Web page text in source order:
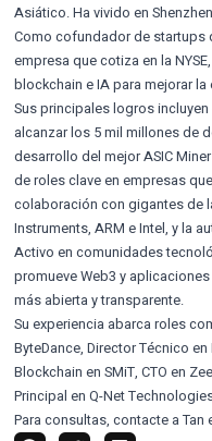
Asiático. Ha vivido en
Como cofundador de startups
empresa que cotiza en la
blockchain e IA para mejorar
Sus principales logros
alcanzar los 5 mil millones de
desarrollo del mejor ASIC
de roles clave en empresas
colaboración con gigantes de
Instruments, ARM e Intel, y la
Activo en comunidades
promueve Web3 y
más abierta y transparente.
Su experiencia abarca roles
ByteDance, Director Técnico
Blockchain en SMiT, CTO en
Principal en Q-Net
Para consultas, contacte a Tan